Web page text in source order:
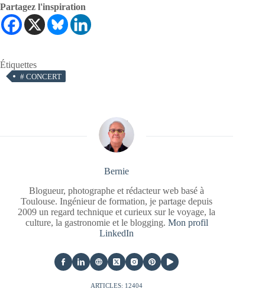
Partagez l'inspiration
Étiquettes
# CONCERT
Bernie
Blogueur, photographe et rédacteur web basé à
Toulouse. Ingénieur de formation, je partage depuis
2009 un regard technique et curieux sur le voyage, la
culture, la gastronomie et le blogging. Mon profil
LinkedIn
ARTICLES: 12404